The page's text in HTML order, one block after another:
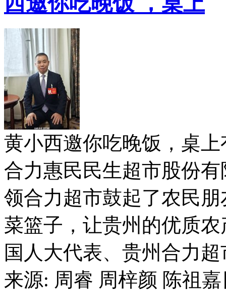
黄小西邀你吃晚饭，桌
合力惠民民生超市股份
领合力超市鼓起了农民
菜篮子，让贵州的优质
国人大代表、贵州合力
来源: 周睿 周梓颜 陈祖嘉